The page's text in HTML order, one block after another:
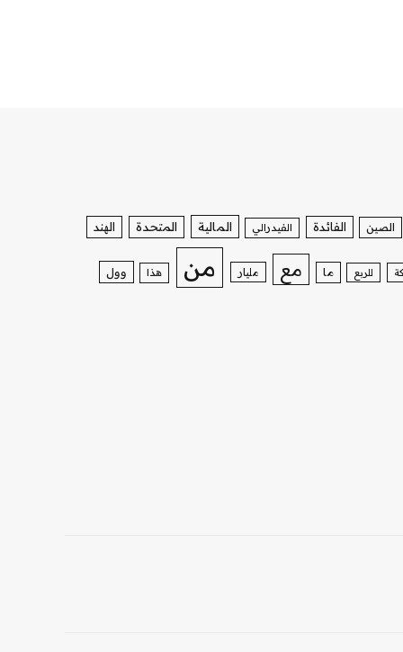
الصين الفائدة الفيدرالي المالية المتحدة الهند
للربع ما مع مليار من هذا وول